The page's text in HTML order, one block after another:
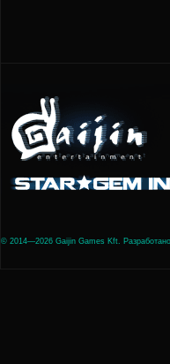
© 2014—2026 Gaijin Games Kft.